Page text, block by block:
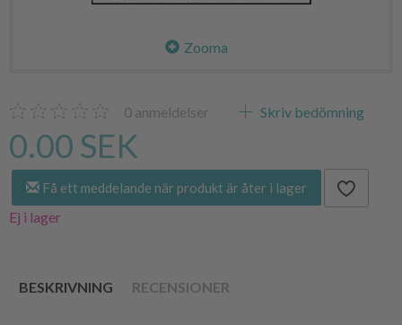
Zooma
0 anmeldelser Skriv bedömning
0.00 SEK
Få ett meddelande när produkt är åter i lager
Ej i lager
BESKRIVNING RECENSIONER